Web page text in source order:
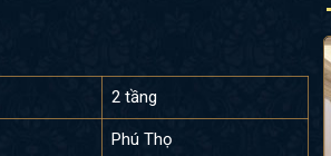
2 tầng
Phú Thọ